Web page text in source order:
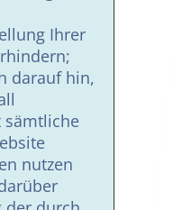
Ihrer
darauf hin,
sämtliche
nutzen